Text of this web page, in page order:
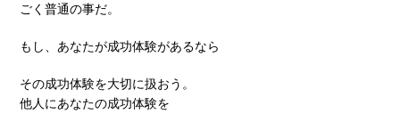
ごく普通の事だ。
もし、あなたが成功体験があるなら
その成功体験を大切に扱おう。
他人にあなたの成功体験を